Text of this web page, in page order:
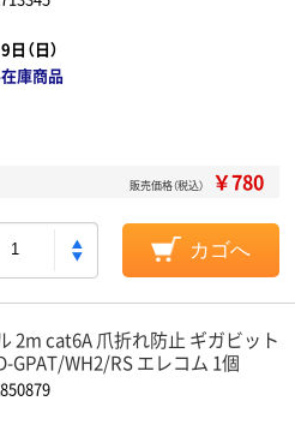
（日）
庫商品
販売価格（税込） ￥780
カゴへ
2m cat6A 爪折れ防止 ギガビット
GPAT/WH2/RS エレコム 1個